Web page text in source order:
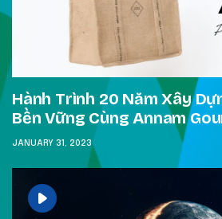
Hành Trình 20 Năm Xây
Bền Vững Cùng Annam
JANUARY 31, 2023